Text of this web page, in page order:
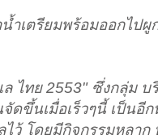
ำเตรียมพร้อมออกไปผู
ล ไทย 2553" ซึ่งกลุ่ม
ดขึ้นเมื่อเร็วๆนี้ เป็นอี
ไว้ โดยมีกิจกรรมหลา